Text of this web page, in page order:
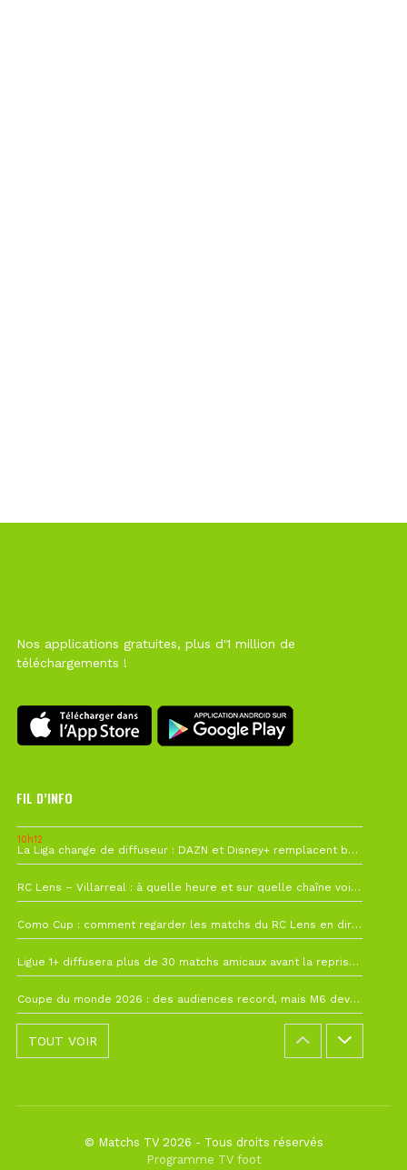
Nos applications gratuites, plus d'1 million de
téléchargements !
FIL D’INFO
10h12
La Liga change de diffuseur : DAZN et Disney+ remplacent beIN Sports !
RC Lens – Villarreal : à quelle heure et sur quelle chaîne voir la finale de la Como Cup ?
Como Cup : comment regarder les matchs du RC Lens en direct ?
Ligue 1+ diffusera plus de 30 matchs amicaux avant la reprise de la Ligue 1
Coupe du monde 2026 : des audiences record, mais M6 devrait perdre très gros !
TOUT VOIR
© Matchs TV 2026 - Tous droits réservés
Programme TV foot